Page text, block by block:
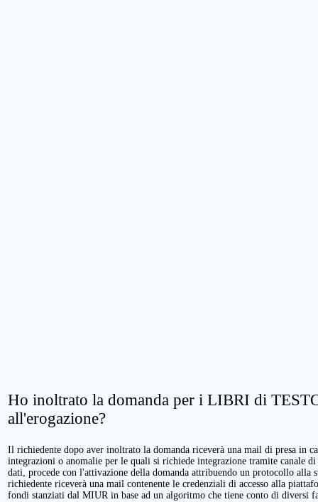
Ho inoltrato la domanda per i LIBRI di
all'erogazione?
Il richiedente dopo aver inoltrato la domanda riceverà una mail di presa in
integrazioni o anomalie per le quali si richiede integrazione tramite canale
dati, procede con l'attivazione della domanda attribuendo un protocollo alla
richiedente riceverà una mail contenente le credenziali di accesso alla
fondi stanziati dal MIUR in base ad un algoritmo che tiene conto di diversi